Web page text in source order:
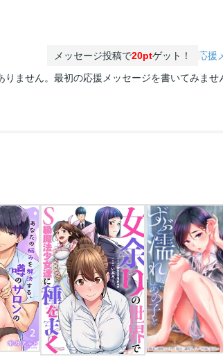
メッセージ投稿で20ptゲット！
応援
りません。最初の応援メッセージを書いてみませ